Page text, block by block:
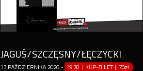
JAGUŚ/SZCZĘSNY/ŁĘCZYCKI
13 PAŹDZIERNIKA 2026 - 19:30 | KUP-BILET | 70zł